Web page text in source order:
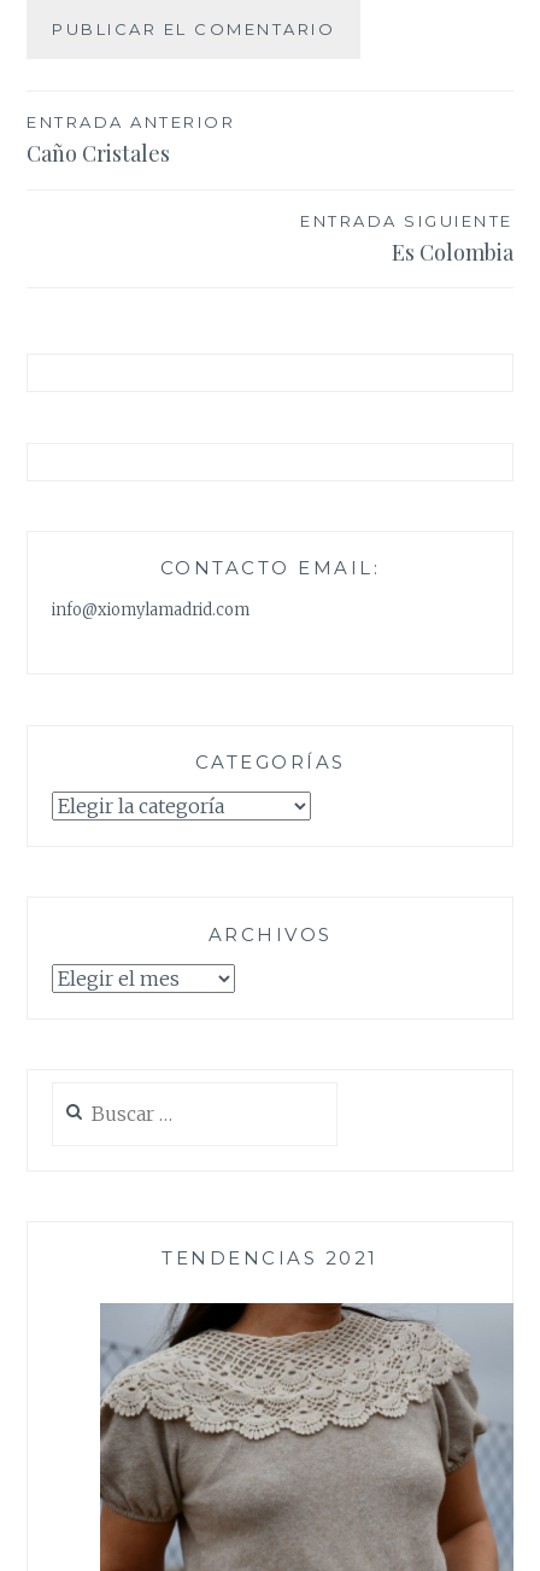
Navegación
de
ENTRADA ANTERIOR
Caño Cristales
ENTRADA SIGUIENTE
Es Colombia
CONTACTO EMAIL:
info@xiomylamadrid.com
CATEGORÍAS
Categorías
ARCHIVOS
Archivos
TENDENCIAS 2021